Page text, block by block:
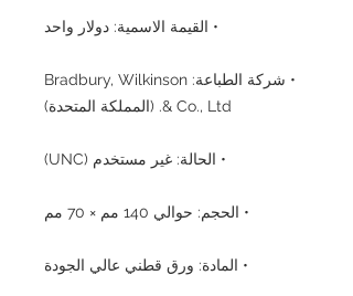
• القيمة الاسمية: دولار واحد
• شركة الطباعة: Bradbury, Wilkinson
& Co., Ltd. (المملكة المتحدة)
• الحالة: غير مستخدم (UNC)
• الحجم: حوالي 140 مم × 70 مم
• المادة: ورق قطني عالي الجودة